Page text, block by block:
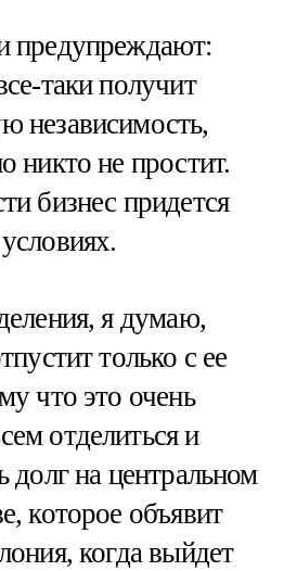
предупреждают:
таки получит
независимость,
никто не простит.
бизнес придется
я думаю,
только с ее
что это очень
отделиться и
долг на центральном
которое объявит
когда выйдет